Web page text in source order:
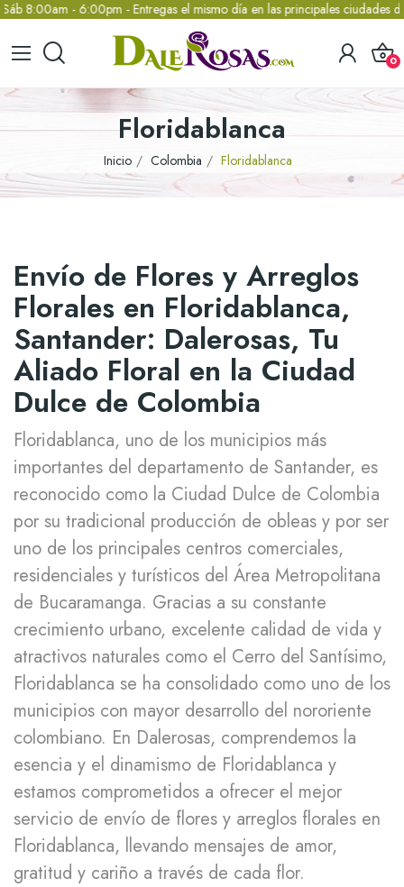
- 6:00pm - Entregas el mismo día en las principales ciudades
0
Floridablanca
Inicio Colombia Floridablanca
Envío de Flores y Arreglos
Florales en Floridablanca,
Santander: Dalerosas, Tu
Aliado Floral en la Ciudad
Dulce de Colombia
Floridablanca, uno de los municipios más
importantes del departamento de Santander, es
reconocido como la Ciudad Dulce de Colombia
por su tradicional producción de obleas y por ser
uno de los principales centros comerciales,
residenciales y turísticos del Área Metropolitana
de Bucaramanga. Gracias a su constante
crecimiento urbano, excelente calidad de vida y
atractivos naturales como el Cerro del Santísimo,
Floridablanca se ha consolidado como uno de los
municipios con mayor desarrollo del nororiente
colombiano. En Dalerosas, comprendemos la
esencia y el dinamismo de Floridablanca y
estamos comprometidos a ofrecer el mejor
servicio de envío de flores y arreglos florales en
Floridablanca, llevando mensajes de amor,
gratitud y cariño a través de cada flor.